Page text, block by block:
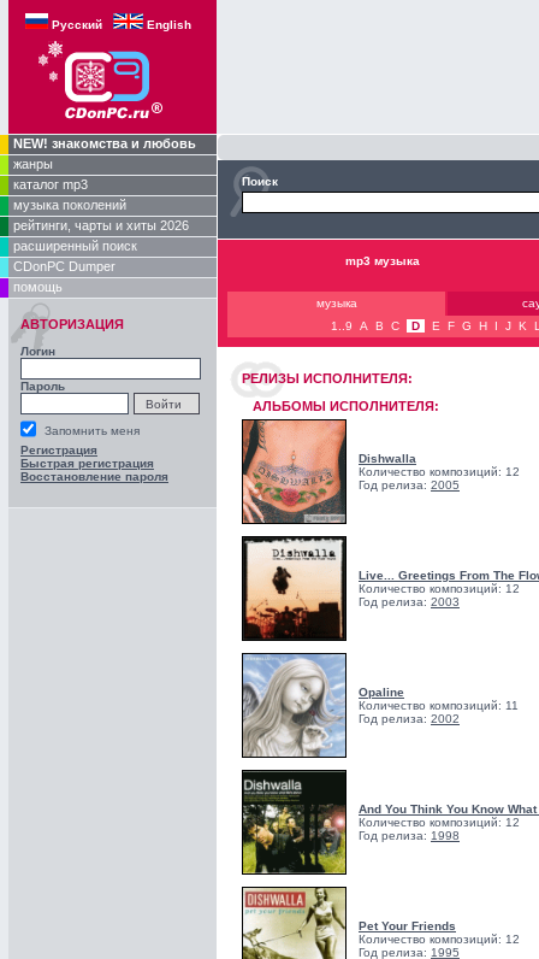
Русский English
NEW! знакомства и любовь
жанры
каталог mp3
музыка поколений
рейтинги, чарты и хиты 2026
расширенный поиск
CDonPC Dumper
помощь
АВТОРИЗАЦИЯ
Логин
Пароль
Запомнить меня
Регистрация
Быстрая регистрация
Восстановление пароля
Поиск
mp3 музыка
музыка
1..9
A B C D E F G H I J K
РЕЛИЗЫ ИCПОЛНИТЕЛЯ:
АЛЬБОМЫ ИСПОЛНИТЕЛЯ:
Dishwalla
Количество композиций: 12
Год релиза: 2005
Live... Greetings From The
Количество композиций: 12
Год релиза: 2003
Opaline
Количество композиций: 11
Год релиза: 2002
And You Think You Know
Количество композиций: 12
Год релиза: 1998
Pet Your Friends
Количество композиций: 12
Год релиза: 1995